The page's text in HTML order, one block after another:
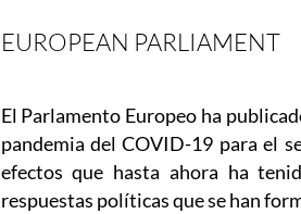
EUROPEAN PARLIAMENT
El Parlamento Europeo ha
pandemia del COVID-19 para el
efectos que hasta ahora ha
respuestas políticas que se han